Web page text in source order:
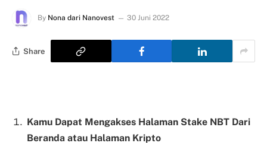
By Nona dari Nanovest 30 Juni 2022
Share
Kamu Dapat Mengakses Halaman Stake NBT Dari
Beranda atau Halaman Kripto